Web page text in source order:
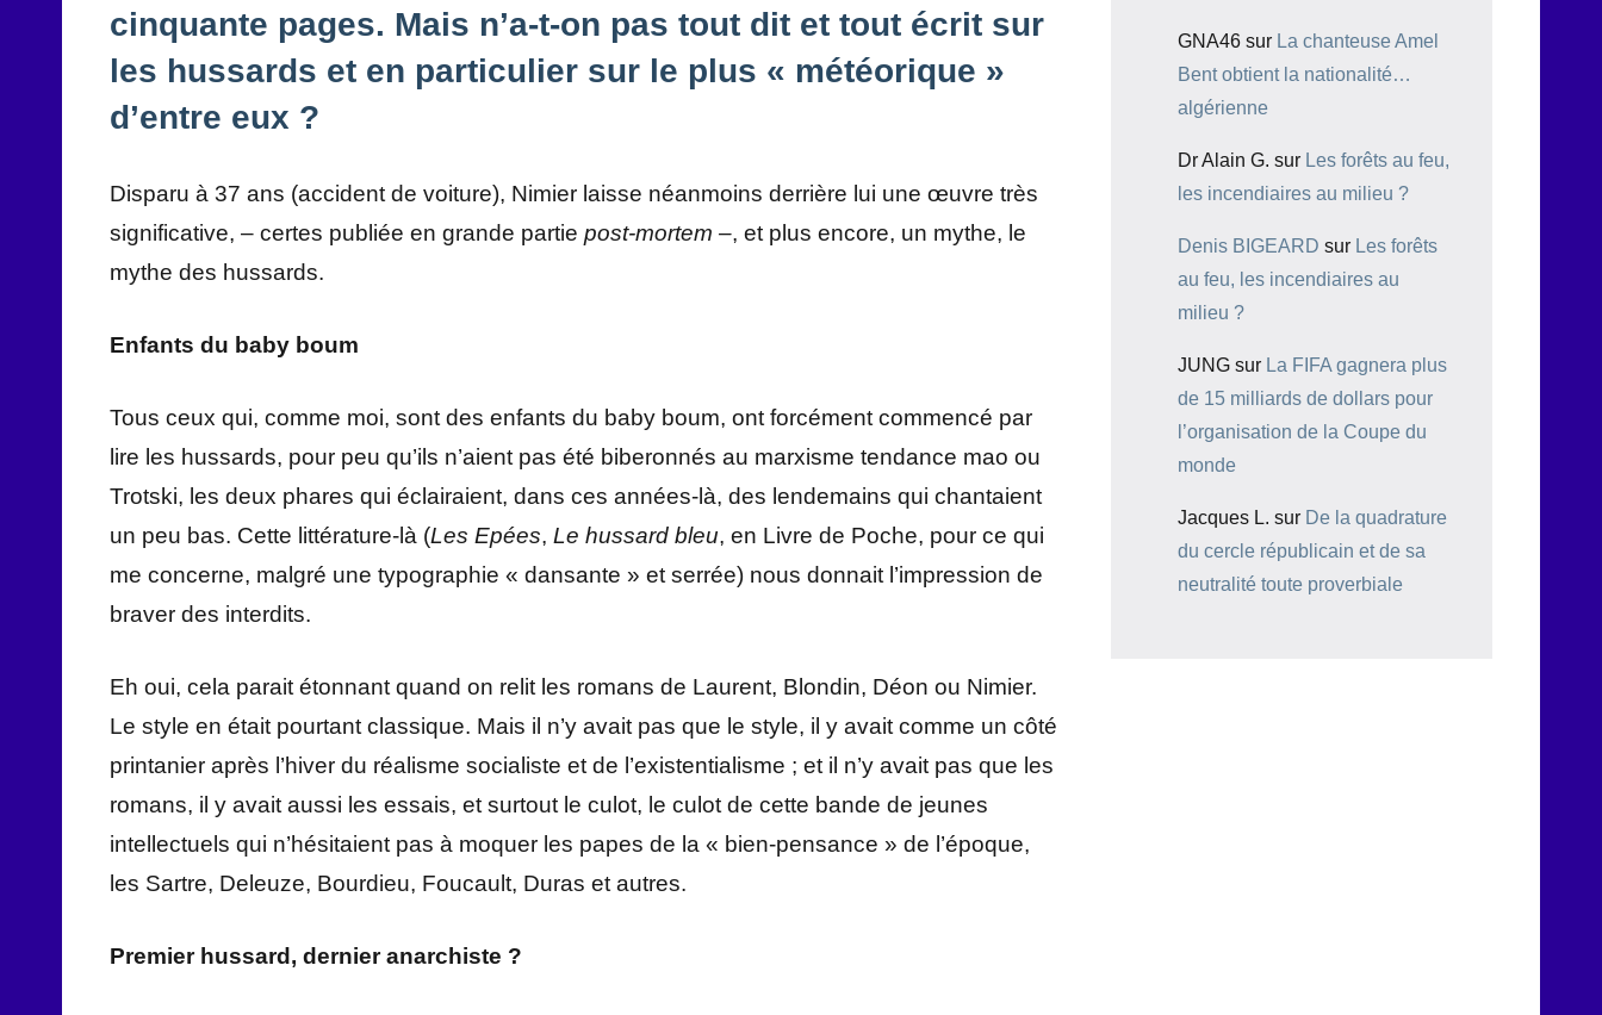
cinquante pages. Mais n’a-t-on pas tout dit et tout écrit sur
les hussards et en particulier sur le plus « météorique »
d’entre eux ?
Disparu à 37 ans (accident de voiture), Nimier laisse néanmoins derrière lui une œuvre très
significative, – certes publiée en grande partie post-mortem –, et plus encore, un mythe, le
mythe des hussards.
Enfants du baby boum
Tous ceux qui, comme moi, sont des enfants du baby boum, ont forcément commencé par
lire les hussards, pour peu qu’ils n’aient pas été biberonnés au marxisme tendance mao ou
Trotski, les deux phares qui éclairaient, dans ces années-là, des lendemains qui chantaient
un peu bas. Cette littérature-là (Les Epées, Le hussard bleu, en Livre de Poche, pour ce qui
me concerne, malgré une typographie « dansante » et serrée) nous donnait l’impression de
braver des interdits.
Eh oui, cela parait étonnant quand on relit les romans de Laurent, Blondin, Déon ou Nimier.
Le style en était pourtant classique. Mais il n’y avait pas que le style, il y avait comme un côté
printanier après l’hiver du réalisme socialiste et de l’existentialisme ; et il n’y avait pas que les
romans, il y avait aussi les essais, et surtout le culot, le culot de cette bande de jeunes
intellectuels qui n’hésitaient pas à moquer les papes de la « bien-pensance » de l’époque,
les Sartre, Deleuze, Bourdieu, Foucault, Duras et autres.
Premier hussard, dernier anarchiste ?
GNA46 sur La chanteuse Amel
Bent obtient la nationalité…
algérienne
Dr Alain G. sur Les forêts au feu,
les incendiaires au milieu ?
Denis BIGEARD sur Les forêts
au feu, les incendiaires au
milieu ?
JUNG sur La FIFA gagnera plus
de 15 milliards de dollars pour
l’organisation de la Coupe du
monde
Jacques L. sur De la quadrature
du cercle républicain et de sa
neutralité toute proverbiale